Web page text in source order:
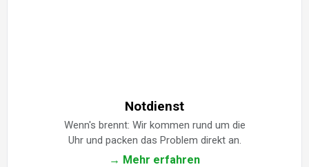
Notdienst
Wenn's brennt: Wir kommen rund um die
Uhr und packen das Problem direkt an.
→ Mehr erfahren